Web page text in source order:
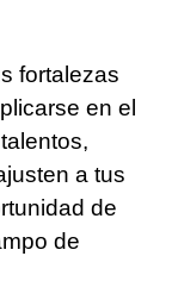
fortalezas
en el
a tus
de
de